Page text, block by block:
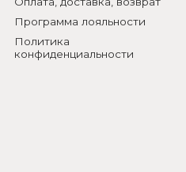
Программа лояльности
Политика
конфиденциальности